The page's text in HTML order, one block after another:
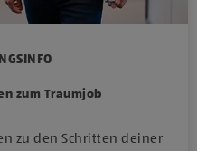
zum Traumjob
zu den Schritten deiner